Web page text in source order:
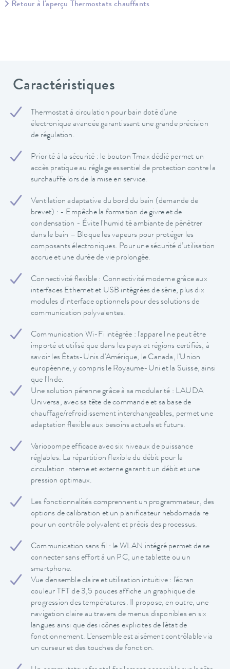
Retour à l'aperçu Thermostats chauffants
Caractéristiques
Thermostat à circulation pour bain doté d'une
électronique avancée garantissant une grande précision
de régulation.
Priorité à la sécurité : le bouton Tmax dédié permet un
accès pratique au réglage essentiel de protection contre la
surchauffe lors de la mise en service.
Ventilation adaptative du bord du bain (demande de
brevet) : - Empêche la formation de givre et de
condensation - Évite l'humidité ambiante de pénétrer
dans le bain – Bloque les vapeurs pour protéger les
composants électroniques. Pour une sécurité d’utilisation
accrue et une durée de vie prolongée.
Connectivité flexible : Connectivité moderne grâce aux
interfaces Ethernet et USB intégrées de série, plus dix
modules d'interface optionnels pour des solutions de
communication polyvalentes.
Communication Wi-Fi intégrée : l'appareil ne peut être
importé et utilisé que dans les pays et régions certifiés, à
savoir les États-Unis d'Amérique, le Canada, l'Union
européenne, y compris le Royaume-Uni et la Suisse, ainsi
que l'Inde.
Une solution pérenne grâce à sa modularité : LAUDA
Universa, avec sa tête de commande et sa base de
chauffage/refroidissement interchangeables, permet une
adaptation flexible aux besoins actuels et futurs.
Variopompe efficace avec six niveaux de puissance
réglables. La répartition flexible du débit pour la
circulation interne et externe garantit un débit et une
pression optimaux.
Les fonctionnalités comprennent un programmateur, des
options de calibration et un planificateur hebdomadaire
pour un contrôle polyvalent et précis des processus.
Communication sans fil : le WLAN intégré permet de se
connecter sans effort à un PC, une tablette ou un
smartphone.
Vue d'ensemble claire et utilisation intuitive : l'écran
couleur TFT de 3,5 pouces affiche un graphique de
progression des températures. Il propose, en outre, une
navigation claire au travers de menus disponibles en six
langues ainsi que des icônes explicites de l'état de
fonctionnement. L'ensemble est aisément contrôlable via
un curseur et des touches de fonction.